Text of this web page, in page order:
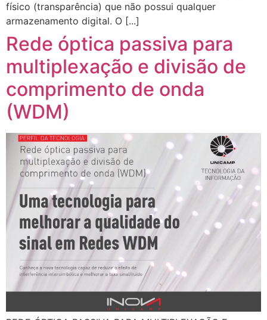
físico (transparência) que não possui qualquer
armazenamento digital. O [...]
Rede óptica passiva para
multiplexação e divisão de
comprimento de onda
(WDM)